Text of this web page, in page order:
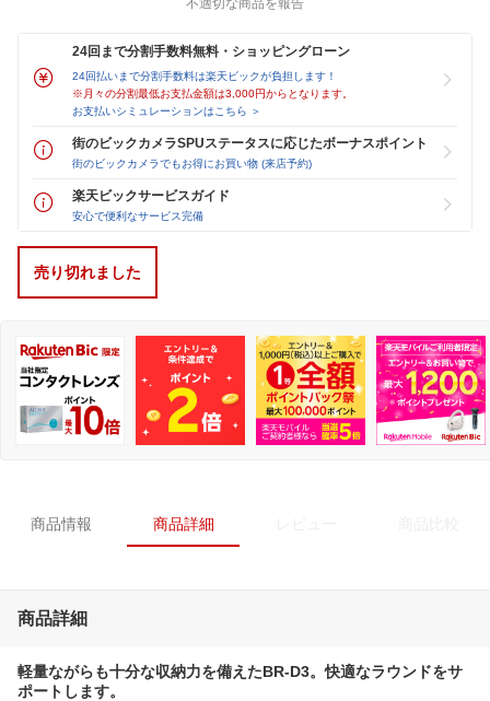
24回まで分割手数料無料・ショッピングローン
24回払いまで分割手数料は楽天ビックが負担します！
※月々の分割最低お支払金額は3,000円からとなります。
お支払いシミュレーションはこちら ＞
街のビックカメラSPUステータスに応じたボーナスポイント
街のビックカメラでもお得にお買い物 (来店予約)
楽天ビックサービスガイド
安心で便利なサービス完備
売り切れました
商品情報 商品詳細
商品詳細
軽量ながらも十分な収納力を備えたBR-D3。快適なラウンドをサ
ポートします。